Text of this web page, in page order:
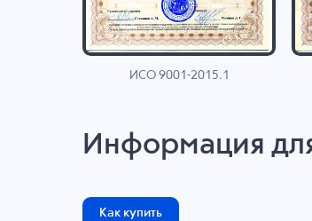
ИСО 9001-2015.1
Информация
Как купить